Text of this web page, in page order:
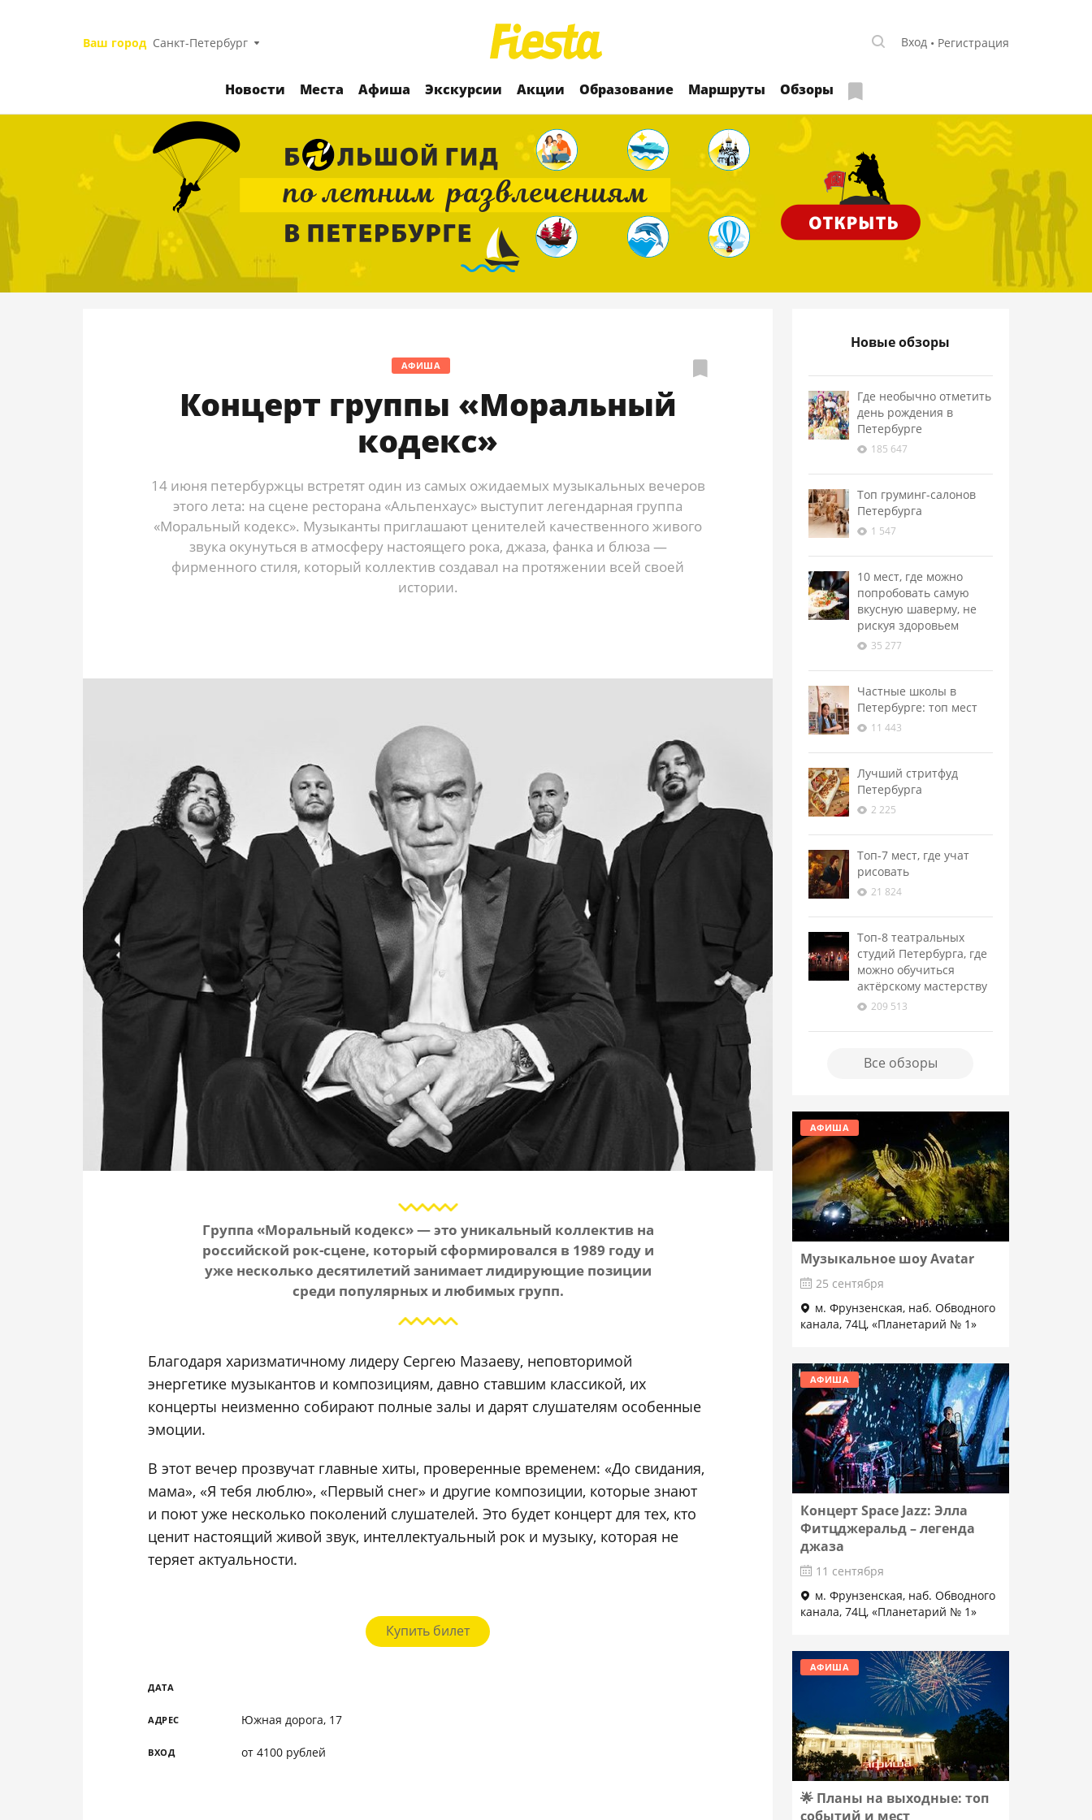
Ваш город Санкт-Петербург Вход Регистрация
Новости Места Афиша Экскурсии Акции Образование Маршруты Обзоры
АФИША
Концерт группы «Моральный
кодекс»
14 июня петербуржцы встретят один из самых ожидаемых музыкальных вечеров
этого лета: на сцене ресторана «Альпенхаус» выступит легендарная группа
«Моральный кодекс». Музыканты приглашают ценителей качественного живого
звука окунуться в атмосферу настоящего рока, джаза, фанка и блюза —
фирменного стиля, который коллектив создавал на протяжении всей своей
истории.
Группа «Моральный кодекс» — это уникальный коллектив на
российской рок-сцене, который сформировался в 1989 году и
уже несколько десятилетий занимает лидирующие позиции
среди популярных и любимых групп.
Благодаря харизматичному лидеру Сергею Мазаеву, неповторимой
энергетике музыкантов и композициям, давно ставшим классикой, их
концерты неизменно собирают полные залы и дарят слушателям особенные
эмоции.
В этот вечер прозвучат главные хиты, проверенные временем: «До свидания,
мама», «Я тебя люблю», «Первый снег» и другие композиции, которые знают
и поют уже несколько поколений слушателей. Это будет концерт для тех, кто
ценит настоящий живой звук, интеллектуальный рок и музыку, которая не
теряет актуальности.
Купить билет
ДАТА
АДРЕС Южная дорога, 17
ВХОД от 4100 рублей
Новые обзоры
Где необычно отметить
день рождения в
Петербурге
185 647
Топ груминг-салонов
Петербурга
1 547
10 мест, где можно
попробовать самую
вкусную шаверму, не
рискуя здоровьем
35 277
Частные школы в
Петербурге: топ мест
11 443
Лучший стритфуд
Петербурга
2 225
Топ-7 мест, где учат
рисовать
21 824
Топ-8 театральных
студий Петербурга, где
можно обучиться
актёрскому мастерству
209 513
Все обзоры
АФИША
Музыкальное шоу Avatar
25 сентября
м. Фрунзенская, наб. Обводного
канала, 74Ц, «Планетарий № 1»
Подробнее
АФИША
Концерт Space Jazz: Элла
Фитцджеральд – легенда
джаза
11 сентября
м. Фрунзенская, наб. Обводного
канала, 74Ц, «Планетарий № 1»
Подробнее
АФИША
🌟 Планы на выходные: топ
событий и мест